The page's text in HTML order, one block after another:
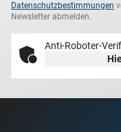
Datenschutzbestimmungen
Newsletter abmelden.
Anti-Roboter-